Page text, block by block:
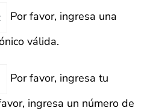
Por favor, ingresa una
válida.
Por favor, ingresa tu
ingresa un número de